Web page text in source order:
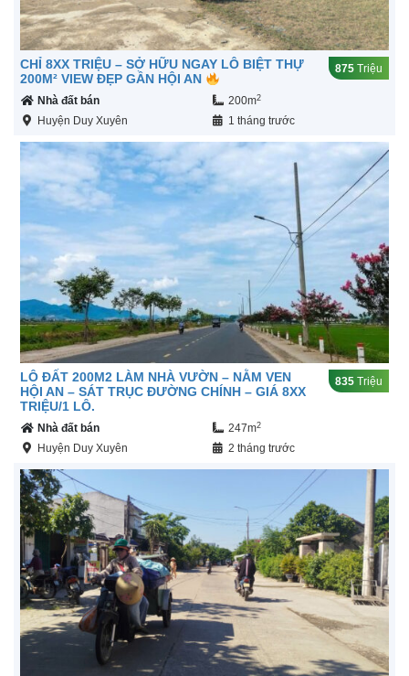
CHỈ 8XX TRIỆU – SỞ HỮU NGAY LÔ BIỆT THỰ
200M² VIEW ĐẸP GẦN HỘI AN
875 Triệu
Nhà đất bán 200m2
Huyện Duy Xuyên 1 tháng trước
LÔ ĐẤT 200M2 LÀM NHÀ VƯỜN – NẰM VEN
HỘI AN – SÁT TRỤC ĐƯỜNG CHÍNH – GIÁ 8XX
TRIỆU/1 LÔ.
835 Triệu
Nhà đất bán 247m2
Huyện Duy Xuyên 2 tháng trước